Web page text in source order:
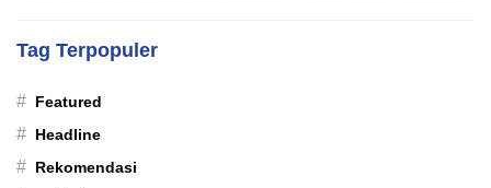
Tag Terpopuler
# Featured
# Headline
# Rekomendasi